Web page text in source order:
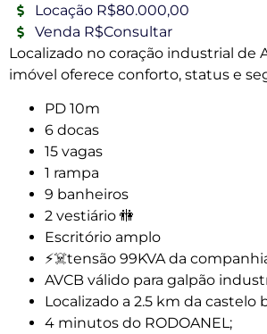
Locação R$80.000,00
Venda R$Consultar
Localizado no coração industrial de
imóvel oferece conforto, status e
PD 10m
6 docas
15 vagas
1 rampa
9 banheiros
2 vestiário 🚻
Escritório amplo
⚡️☠️tensão 99KVA da
AVCB válido para galpão
Localizado a 2.5 km da castelo
4 minutos do RODOANEL;